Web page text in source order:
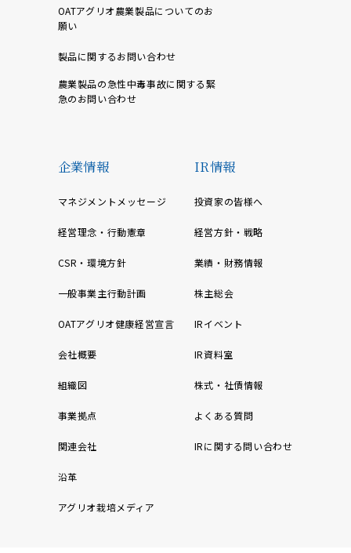
OATアグリオ農業製品についてのお
願い
製品に関するお問い合わせ
農業製品の急性中毒事故に関する緊
急のお問い合わせ
企業情報
マネジメントメッセージ
経営理念・行動憲章
CSR・環境方針
一般事業主行動計画
OATアグリオ健康経営宣言
会社概要
組織図
事業拠点
関連会社
沿革
アグリオ栽培メディア
IR情報
投資家の皆様へ
経営方針・戦略
業績・財務情報
株主総会
IRイベント
IR資料室
株式・社債情報
よくある質問
IRに関する問い合わせ